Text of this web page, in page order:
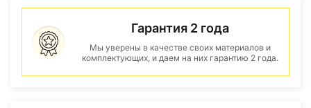
Гарантия 2 года
Мы уверены в качестве своих материалов и
комплектующих, и даем на них гарантию 2 года.